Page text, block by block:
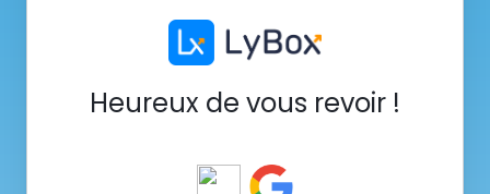
Heureux de vous revoir !